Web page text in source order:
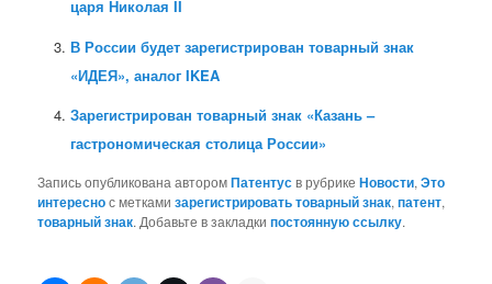
царя Николая II
В России будет зарегистрирован товарный знак
«ИДЕЯ», аналог IKEA
Зарегистрирован товарный знак «Казань –
гастрономическая столица России»
Запись опубликована авторомПатентусв рубрикеНовости,Это
интереснос меткамизарегистрировать товарный знак,патент,
товарный знак. Добавьте в закладкипостоянную ссылку.